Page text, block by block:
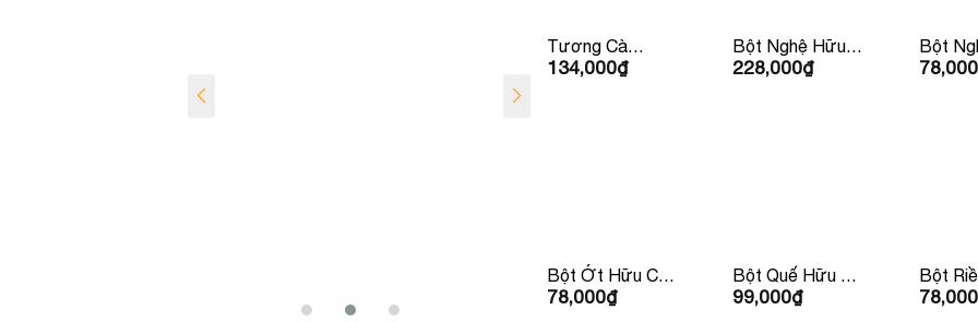
Tương Cà
Ketchup Hữu Cơ
134,000₫
Bột Nghệ Hữu
Cơ 150g Lumlum
228,000₫
Bột
Cơ 30g
78,000
Bột Ớt Hữu Cơ
30g LumLum
78,000₫
Bột Quế Hữu Cơ
30g Lumlum
99,000₫
Bột
Cơ 25g
78,000